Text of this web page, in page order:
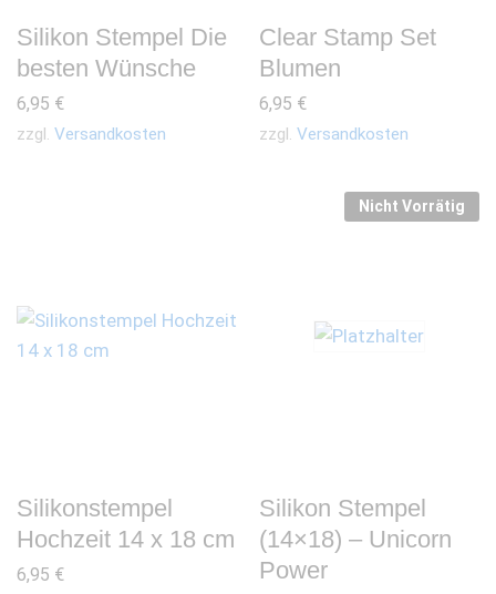
Silikon Stempel Die
besten Wünsche
6,95 €
zzgl. Versandkosten
Clear Stamp Set
Blumen
6,95 €
zzgl. Versandkosten
Silikonstempel
Hochzeit 14 x 18 cm
6,95 €
Nicht Vorrätig
Silikon Stempel
(14×18) – Unicorn
Power